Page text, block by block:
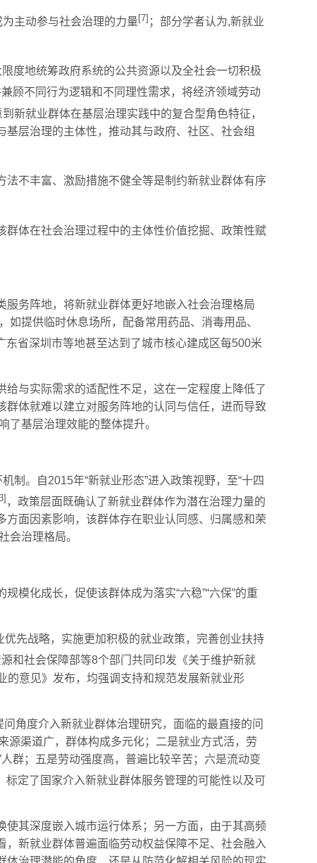
主动参与社会治理的力量[7] ；部分学者认为,新就业
度地统筹政府系统的公共资源以及全社会一切积极
顾不同行为逻辑和不同理性需求，将经济领域劳动
新就业群体在基层治理实践中的复合型角色特征，
层治理的主体性，推动其与政府、社区、社会组
不丰富、激励措施不健全等是制约新就业群体有序
体在社会治理过程中的主体性价值挖掘、政策性赋
务阵地，将新就业群体更好地嵌入社会治理格局
如提供临时休息场所，配备常用药品、消毒用品、
东省深圳市等地甚至达到了城市核心建成区每500米
与实际需求的适配性不足，这在一定程度上降低了
体就难以建立对服务阵地的认同与信任，进而导致
了基层治理效能的整体提升。
。自2015年“新就业形态”进入政策视野，至“十四
，政策层面既确认了新就业群体作为潜在治理力量的
面因素影响，该群体存在职业认同感、归属感和荣
会治理格局。
模化成长，促使该群体成为落实“六稳”“六保”的重
先战略，实施更加积极的就业政策，完善创业扶持
和社会保障部等8个部门共同印发《关于维护新就
的意见》发布，均强调支持和规范发展新就业形
问角度介入新就业群体治理研究，面临的最直接的问
源渠道广，群体构成多元化；二是就业方式活，劳
群；五是劳动强度高，普遍比较辛苦；六是流动变
定了国家介入新就业群体服务管理的可能性以及可
其深度嵌入城市运行体系；另一方面，由于其高频
新就业群体普遍面临劳动权益保障不足、社会融入